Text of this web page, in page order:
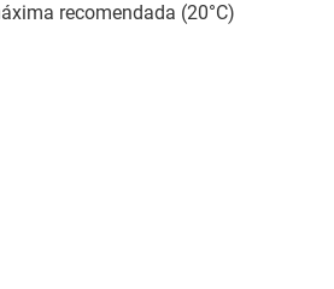
recomendada (20°C)